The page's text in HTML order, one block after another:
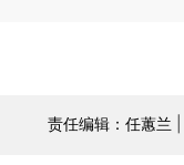
责任编辑：任蕙兰